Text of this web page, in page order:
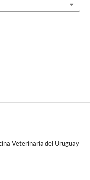
Veterinaria del Uruguay